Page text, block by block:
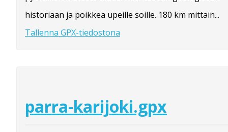
historiaan ja poikkea upeille soille. 180 km mittain...
Tallenna GPX-tiedostona
parra-karijoki.gpx